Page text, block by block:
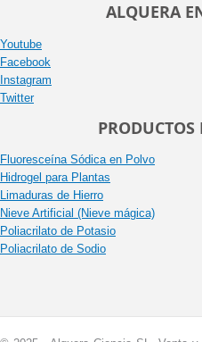
ALQUERA
Youtube
Facebook
Instagram
Twitter
PRODUCTOS
Fluoresceína Sódica en Polvo
Hidrogel para Plantas
Limaduras de Hierro
Nieve Artificial (Nieve mágica)
Poliacrilato de Potasio
Poliacrilato de Sodio